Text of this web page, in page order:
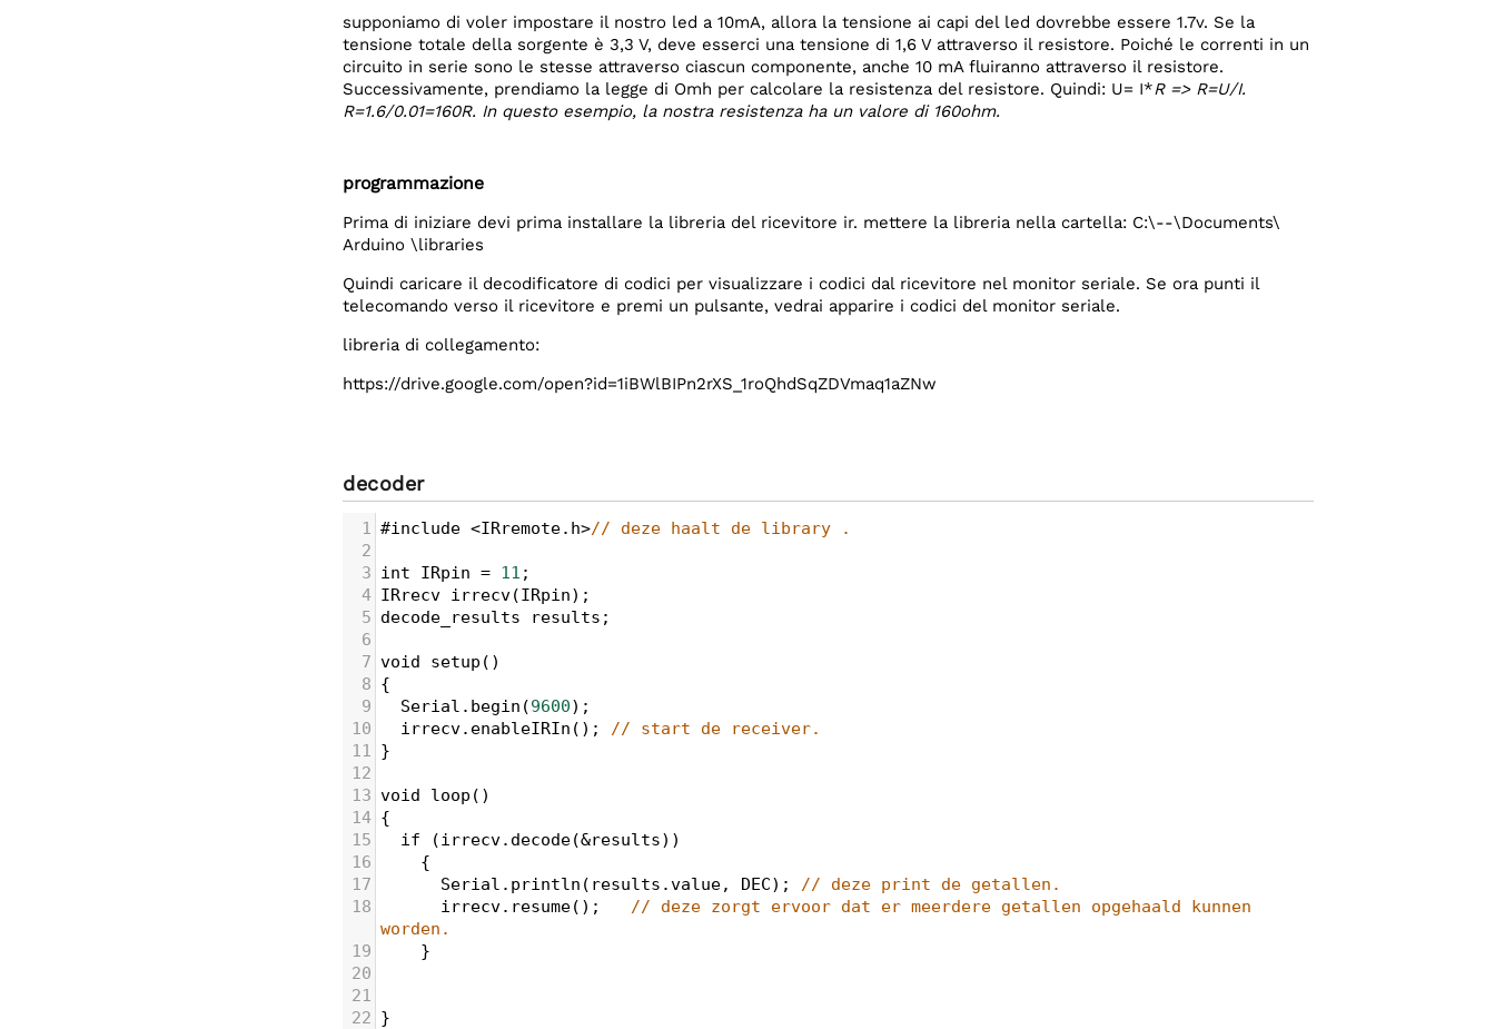
supponiamo di voler impostare il nostro led a 10mA, allora la tensione ai capi del led dovrebbe essere 1.7v. Se la
tensione totale della sorgente è 3,3 V, deve esserci una tensione di 1,6 V attraverso il resistore. Poiché le correnti in un
circuito in serie sono le stesse attraverso ciascun componente, anche 10 mA fluiranno attraverso il resistore.
Successivamente, prendiamo la legge di Omh per calcolare la resistenza del resistore. Quindi: U= I*R => R=U/I.
R=1.6/0.01=160R. In questo esempio, la nostra resistenza ha un valore di 160ohm.
programmazione
Prima di iniziare devi prima installare la libreria del ricevitore ir. mettere la libreria nella cartella: C:\--\Documents\
Arduino \libraries
Quindi caricare il decodificatore di codici per visualizzare i codici dal ricevitore nel monitor seriale. Se ora punti il
telecomando verso il ricevitore e premi un pulsante, vedrai apparire i codici del monitor seriale.
libreria di collegamento:
https://drive.google.com/open?id=1iBWlBIPn2rXS_1roQhdSqZDVmaq1aZNw
decoder
1 #include <IRremote. h>// deze haalt de library .
2
3 int IRpin = 11 ;
4 IRrecv irrecv(IRpin);
5 decode_results results ;
6
7 void setup ()
8 {
9
Serial . begin (9600);
10
irrecv. enableIRIn (); // start de receiver.
11 }
12
13 void loop ()
14 {
15
if (irrecv. decode(&results))
16
{
17
Serial . println ( results .value, DEC); // deze print de getallen.
18
irrecv. resume(); // deze zorgt ervoor dat er meerdere getallen opgehaald kunnen
worden.
19
}
20
21
22 }